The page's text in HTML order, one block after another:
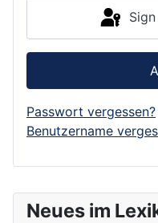
Neues im
Passwort vergessen?
Benutzername